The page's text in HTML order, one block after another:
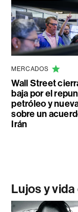
MERCADOS
Wall Street
baja por el
petróleo y
sobre un
Irán
Lujos y